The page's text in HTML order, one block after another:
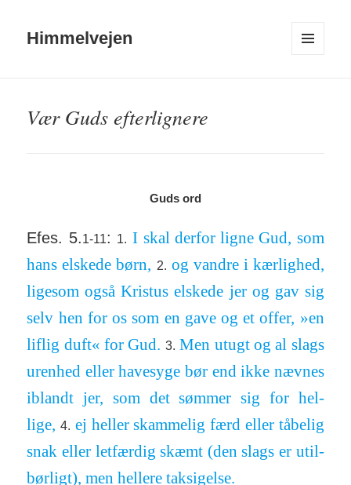
Himmelvejen
Vær Guds efterlignere
Guds ord
Efes. 5.1-11: 1. I skal derfor ligne Gud, som
hans elskede børn, 2. og vandre i kær­lighed,
ligesom også Kristus elskede jer og gav sig
selv hen for os som en gave og et offer, »en
liflig duft« for Gud. 3. Men utugt og al slags
urenhed eller have­syge bør end ikke nævnes
iblandt jer, som det sømmer sig for hel­
lige,4. ej heller skam­melig færd eller tåbelig
snak eller let­færdig skæmt (den slags er util­
børligt), men hellere tak­sig­else.